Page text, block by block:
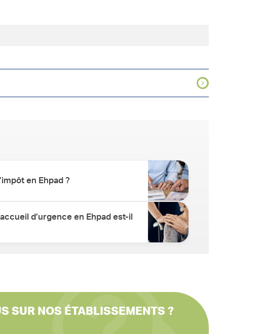
en Ehpad ?
d’urgence en Ehpad est-il
SUR NOS ÉTABLISSEMENTS ?